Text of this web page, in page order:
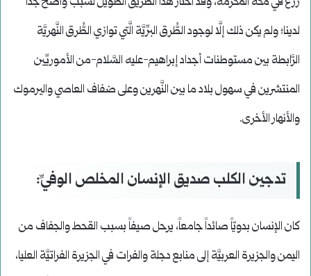
لدينا؛ ولم يكن ذلك إلَّا لوجود الطُّرق البرِّيَّة الَّتي توازي الطُّرق النَّهريَّة
الرَّابطة بين مستوطنات أجداد إبراهيم-عليه السَّلام-من الأموريِّين
المنتشرين في سهول بلاد ما بين النَّهرين وعلى ضفاف العاصي واليرموك
والأنهار الأخرى.
تدجين الكلب صديق الإنسان المخلص الوفيِّ:
كان الإنسان بدويّاً صائداً جامعاً، يرحل صيفاً بسبب القحط والجفاف من
اليمن والجزيرة العربيَّة إلى منابع دجلة والفرات في الجزيرة الفراتيَّة العليا،